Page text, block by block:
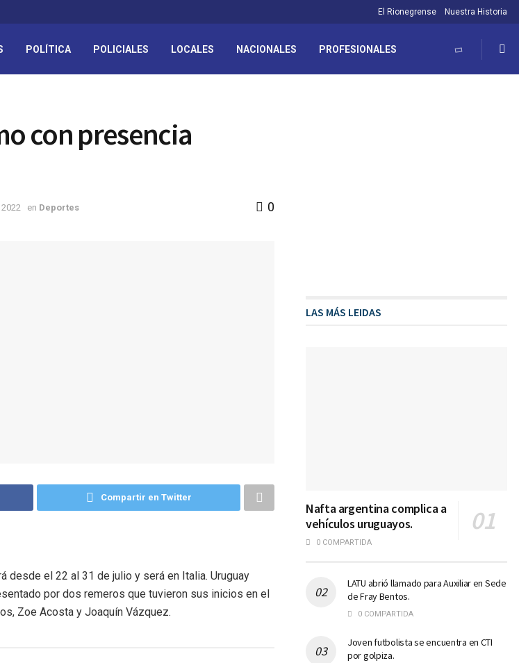
El Rionegrense Nuestra Historia
POLÍTICA POLICIALES LOCALES NACIONALES PROFESIONALES
con presencia
en Deportes 0
Compartir en Twitter
desde el 22 al 31 de julio y será en Italia. Uruguay
por dos remeros que tuvieron sus inicios en el
Zoe Acosta y Joaquín Vázquez.
LAS MÁS LEIDAS
Nafta argentina complica a
vehículos uruguayos.
0 COMPARTIDA
LATU abrió llamado para Auxiliar en Sede
de Fray Bentos.
0 COMPARTIDA
Joven futbolista se encuentra en CTI
por golpiza.